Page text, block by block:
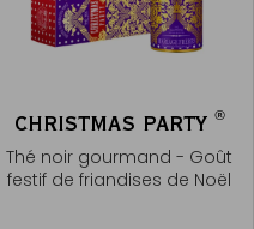
CHRISTMAS PARTY ®
Thé noir gourmand - Goût
festif de friandises de Noël